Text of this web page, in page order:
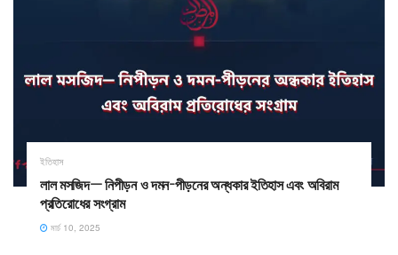
ইতিহাস
লাল মসজিদ— নিপীড়ন ও দমন-পীড়নের অন্ধকার ইতিহাস এবং অবিরাম
প্রতিরোধের সংগ্রাম
মার্চ 10, 2025